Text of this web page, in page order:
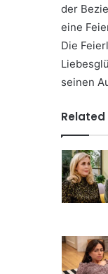
der
eine
Die
seinen